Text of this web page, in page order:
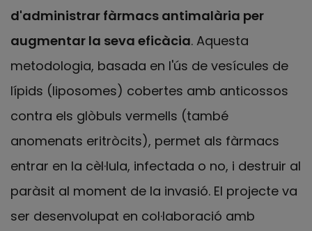
d'administrar fàrmacs antimalària per
augmentar la seva eficàcia. Aquesta
metodologia, basada en l'ús de vesícules de
lípids (liposomes) cobertes amb anticossos
contra els glòbuls vermells (també
anomenats eritròcits), permet als fàrmacs
entrar en la cèl·lula, infectada o no, i destruir al
paràsit al moment de la invasió. El projecte va
ser desenvolupat en col·laboració amb